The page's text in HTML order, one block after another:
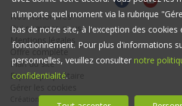
Nos Honoraires
Qui sommes-nous
Mentions légales
Offre complète
Plan du site
Espace propriétaire
Création site immobilier
n'importe quel moment via la rubrique
bas de notre site, à l'exception des cookies
fonctionnement. Pour plus d'informations
personnelles, veuillez consulter notre
confidentialité.